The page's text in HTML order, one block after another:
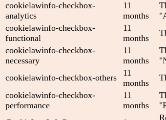
cookielawinfo-checkbox-
analytics
11
months
cookielawinfo-checkbox-
functional
11
months
cookielawinfo-checkbox-
necessary
11
months
cookielawinfo-checkbox-others
11
months
cookielawinfo-checkbox-
performance
11
months